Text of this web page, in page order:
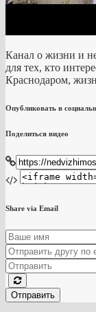
Канал о жизни и
для тех, кто
Краснодаром,
Опубликовать в
Поделиться видео
Share via Email
Отправить